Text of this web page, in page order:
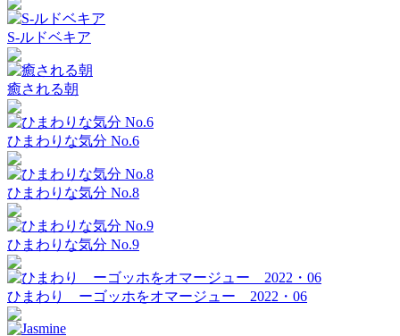
S-ルドベキア
癒される朝
ひまわりな気分 No.6
ひまわりな気分 No.8
ひまわりな気分 No.9
ひまわり ーゴッホをオマージュー 2022・06